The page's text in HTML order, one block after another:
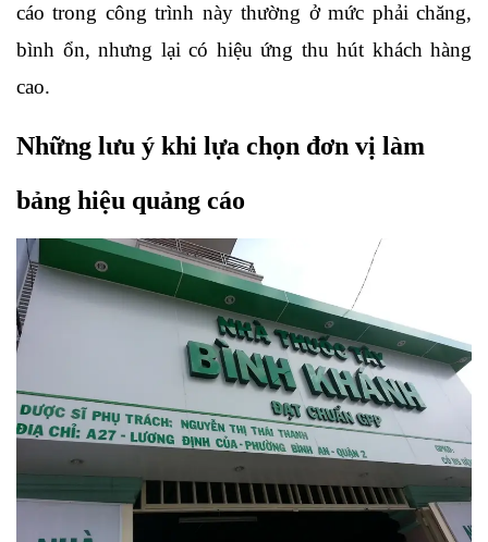
cáo trong công trình này thường ở mức phải chăng,
bình ổn, nhưng lại có hiệu ứng thu hút khách hàng
cao.
Những lưu ý khi lựa chọn đơn vị làm
bảng hiệu quảng cáo